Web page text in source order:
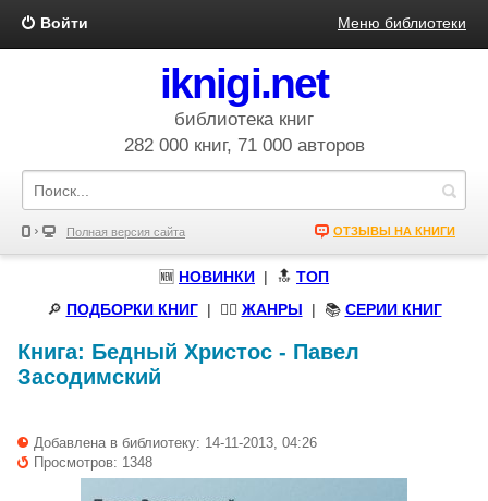
Войти Меню библиотеки
iknigi.net
библиотека книг
282 000 книг, 71 000 авторов
Полная версия сайта ОТЗЫВЫ НА КНИГИ
🆕 НОВИНКИ | 🔝 ТОП
🔎 ПОДБОРКИ КНИГ| 🧝‍♀️ ЖАНРЫ | 📚 СЕРИИ КНИГ
Книга: Бедный Христос - Павел
Засодимский
Добавлена в библиотеку: 14-11-2013, 04:26
Просмотров: 1348